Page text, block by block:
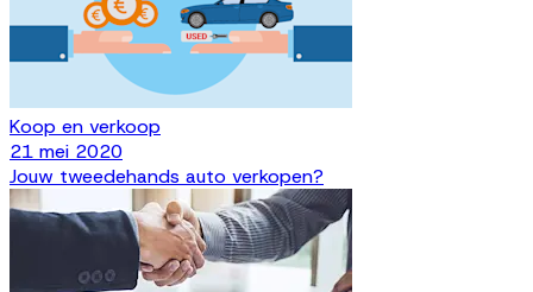
Koop en verkoop
21 mei 2020
Jouw tweedehands auto verkopen?